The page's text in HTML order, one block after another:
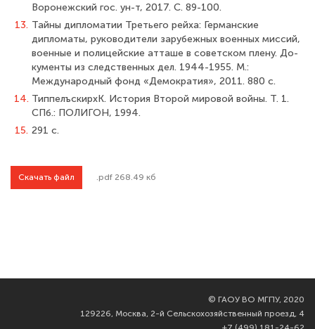
Воронежский гос. ун-т, 2017. С. 89-100.
13. Тайны дипломатии Третьего рейха: Германские
дипломаты, руководители зарубежных военных миссий,
военные и полицейские атташе в советском плену. До­
кументы из следственных дел. 1944-1955. М.:
Международный фонд «Демократия», 2011. 880 с.
14. ТиппелъскирхК. История Второй мировой войны. Т. 1.
СПб.: ПОЛИГОН, 1994.
15. 291 с.
Скачать файл .pdf 268.49 кб
© ГАОУ ВО МГПУ, 2020
129226, Москва, 2-й Сельскохозяйственный проезд, 4